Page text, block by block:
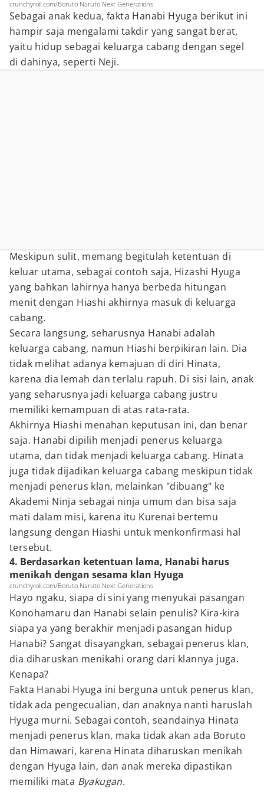
crunchyroll.com/Boruto Naruto Next Generations
Sebagai anak kedua, fakta Hanabi Hyuga berikut ini
hampir saja mengalami takdir yang sangat berat,
yaitu hidup sebagai keluarga cabang dengan segel
di dahinya, seperti Neji.
Meskipun sulit, memang begitulah ketentuan di
keluar utama, sebagai contoh saja, Hizashi Hyuga
yang bahkan lahirnya hanya berbeda hitungan
menit dengan Hiashi akhirnya masuk di keluarga
cabang.
Secara langsung, seharusnya Hanabi adalah
keluarga cabang, namun Hiashi berpikiran lain. Dia
tidak melihat adanya kemajuan di diri Hinata,
karena dia lemah dan terlalu rapuh. Di sisi lain, anak
yang seharusnya jadi keluarga cabang justru
memiliki kemampuan di atas rata-rata.
Akhirnya Hiashi menahan keputusan ini, dan benar
saja. Hanabi dipilih menjadi penerus keluarga
utama, dan tidak menjadi keluarga cabang. Hinata
juga tidak dijadikan keluarga cabang meskipun tidak
menjadi penerus klan, melainkan "dibuang" ke
Akademi Ninja sebagai ninja umum dan bisa saja
mati dalam misi, karena itu Kurenai bertemu
langsung dengan Hiashi untuk menkonfirmasi hal
tersebut.
4. Berdasarkan ketentuan lama, Hanabi harus
menikah dengan sesama klan Hyuga
crunchyroll.com/Boruto Naruto Next Generations
Hayo ngaku, siapa di sini yang menyukai pasangan
Konohamaru dan Hanabi selain penulis? Kira-kira
siapa ya yang berakhir menjadi pasangan hidup
Hanabi? Sangat disayangkan, sebagai penerus klan,
dia diharuskan menikahi orang dari klannya juga.
Kenapa?
Fakta Hanabi Hyuga ini berguna untuk penerus klan,
tidak ada pengecualian, dan anaknya nanti haruslah
Hyuga murni. Sebagai contoh, seandainya Hinata
menjadi penerus klan, maka tidak akan ada Boruto
dan Himawari, karena Hinata diharuskan menikah
dengan Hyuga lain, dan anak mereka dipastikan
memiliki mata Byakugan.